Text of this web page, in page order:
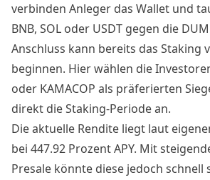
verbinden Anleger das Wallet und
BNB, SOL oder USDT gegen die
Anschluss kann bereits das Staking
beginnen. Hier wählen die
oder KAMACOP als präferierten
direkt die Staking-Periode an.
Die aktuelle Rendite liegt laut
bei 447.92 Prozent APY. Mit
Presale könnte diese jedoch schnell